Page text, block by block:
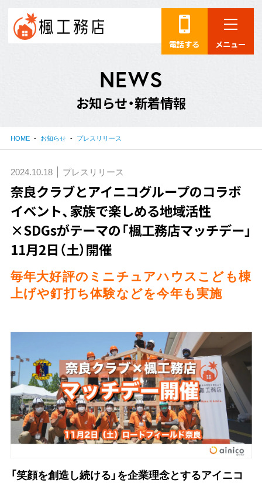
電話する メニュー
NEWS
お知らせ・新着情報
HOME お知らせ プレスリリース
2024.10.18 プレスリリース
奈良クラブとアイニコグループのコラボ
イベント、家族で楽しめる地域活性
×SDGsがテーマの「楓工務店マッチデー」
11月2日（土）開催
毎年大好評のミニチュアハウスこども棟
上げや釘打ち体験などを今年も実施
「笑顔を創造し続ける」を企業理念とするアイニコ